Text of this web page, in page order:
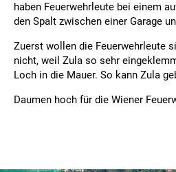
haben Feuerwehrleute bei einem
den Spalt zwischen einer Garage
Zuerst wollen die Feuerwehrleute
nicht, weil Zula so sehr
Loch in die Mauer. So kann Zula
Daumen hoch für die Wiener